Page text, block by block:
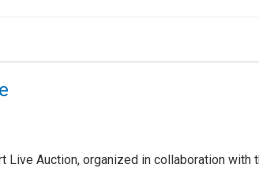
Live Auction, organized in collaboration with